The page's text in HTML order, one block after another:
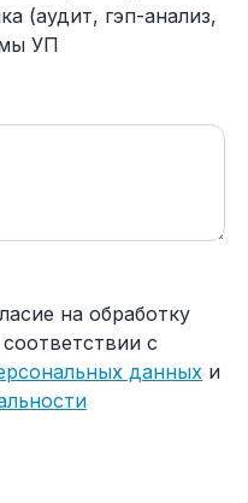
(аудит, гэп-анализ,
УП
на обработку
с
данных и